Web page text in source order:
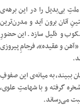
ملتِ بی‌بدیل را در این برهه‌ی
آنان برون آید و مدرن‌ترین
و ذلیل سازد. این حضورِ
و عقیده»، فرجامِ پیروزی
ببیند، به میانه‌ی این صفوفِ
گرفته و با شهامتِ علوی،
می‌رساند.